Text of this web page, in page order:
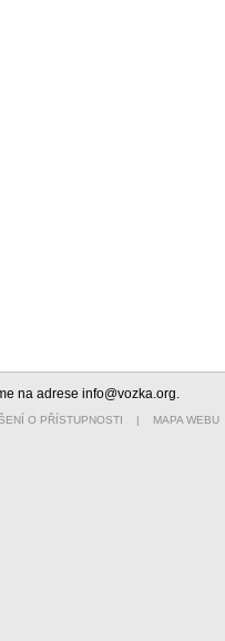
na adrese info@vozka.org.
O PŘÍSTUPNOSTI | MAPA WEBU